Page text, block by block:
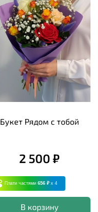
Букет Рядом с тобой
2 500 ₽
Плати частями 656 ₽ x 4
В корзину